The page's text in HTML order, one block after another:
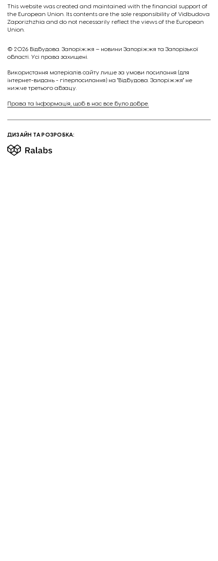
This website was created and maintained with the financial support of
the European Union. Its contents are the sole responsibility of Vidbudova
Zaporizhzhia and do not necessarily reflect the views of the European
Union.
© 2026 Відбудова. Запоріжжя – новини Запоріжжя та Запорізької
області. Усі права захищені.
Викориcтання матеріалів сайту лише за умови посилання (для
інтернет-видань - гіперпосилання) на "Відбудова. Запоріжжя" не
нижче третього абзацу.
Права та Інформація, щоб в нас все було добре.
ДИЗАЙН ТА РОЗРОБКА: